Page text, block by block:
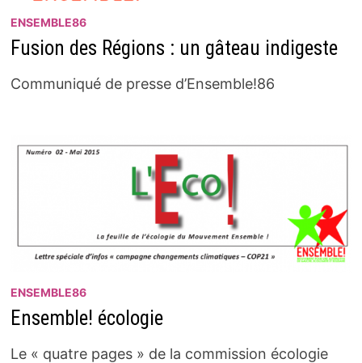
ENSEMBLE86
Fusion des Régions : un gâteau indigeste
Communiqué de presse d’Ensemble!86
ENSEMBLE86
Ensemble! écologie
Le « quatre pages » de la commission écologie